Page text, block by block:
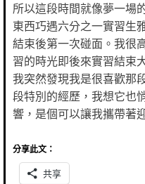
所以這段時間就像夢一場
東西巧遇六分之一實習生
結束後第一次碰面。我很
習的時光即後來實習結束
我突然發現我是很喜歡那
段特別的經歷，我想它也
響，是個可以讓我攜帶著
分享此文：
共享